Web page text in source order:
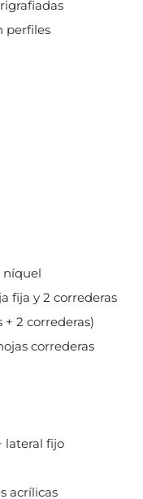
perfiles
níquel
fija y 2 correderas
2 correderas)
correderas
lateral fijo
acrílicas